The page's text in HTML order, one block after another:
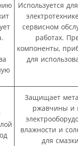
Используется
сервисном
работах.
компоненты,
для
Защищает
ржавчины и
влажности и
для